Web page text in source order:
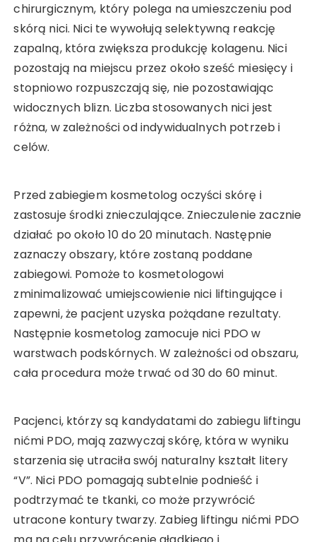
chirurgicznym, który polega na umieszczeniu pod
skórą nici. Nici te wywołują selektywną reakcję
zapalną, która zwiększa produkcję kolagenu. Nici
pozostają na miejscu przez około sześć miesięcy i
stopniowo rozpuszczają się, nie pozostawiając
widocznych blizn. Liczba stosowanych nici jest
różna, w zależności od indywidualnych potrzeb i
celów.
Przed zabiegiem kosmetolog oczyści skórę i
zastosuje środki znieczulające. Znieczulenie zacznie
działać po około 10 do 20 minutach. Następnie
zaznaczy obszary, które zostaną poddane
zabiegowi. Pomoże to kosmetologowi
zminimalizować umiejscowienie nici liftingujące i
zapewni, że pacjent uzyska pożądane rezultaty.
Następnie kosmetolog zamocuje nici PDO w
warstwach podskórnych. W zależności od obszaru,
cała procedura może trwać od 30 do 60 minut.
Pacjenci, którzy są kandydatami do zabiegu liftingu
nićmi PDO, mają zazwyczaj skórę, która w wyniku
starzenia się utraciła swój naturalny kształt litery
“V”. Nici PDO pomagają subtelnie podnieść i
podtrzymać te tkanki, co może przywrócić
utracone kontury twarzy. Zabieg liftingu nićmi PDO